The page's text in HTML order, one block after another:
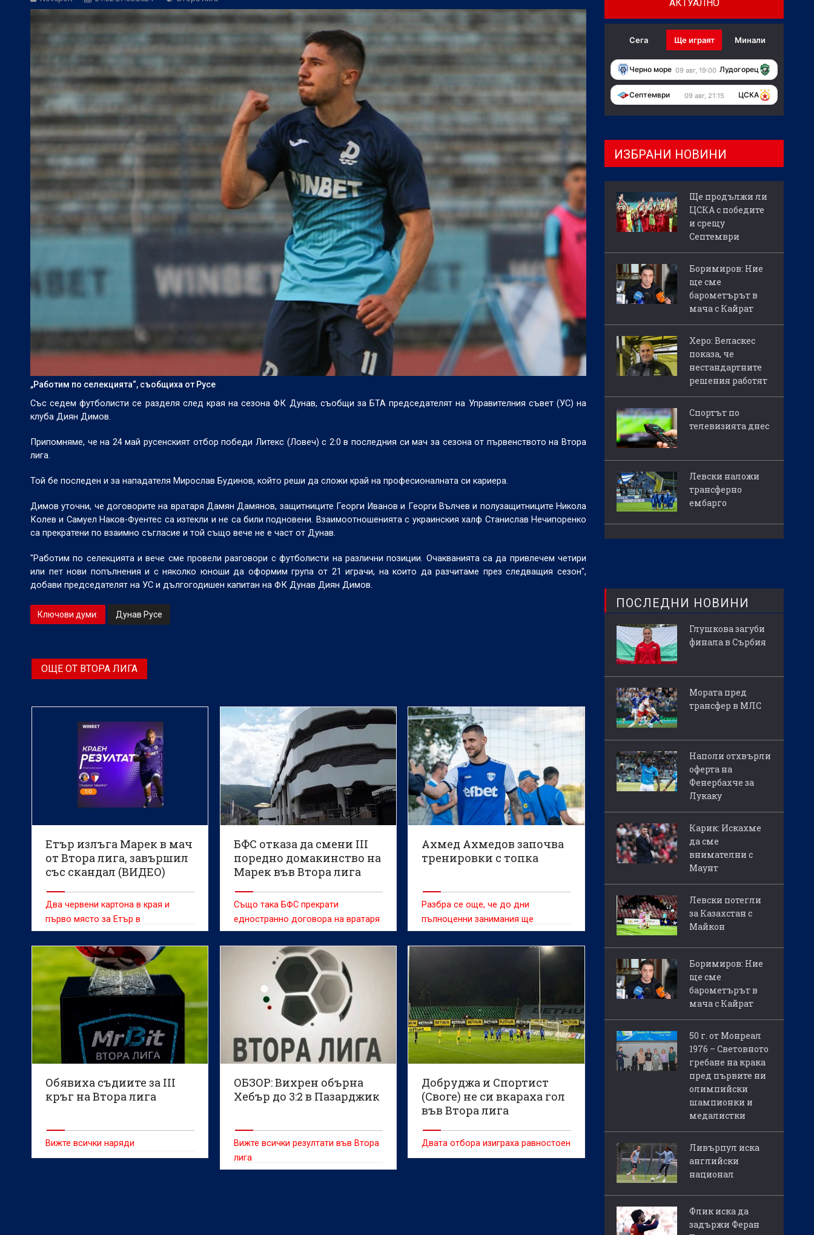
БГ Футбол:Боримиров: Ние ще сме барометърът в мача с Кайрат
БГ Футбол:Херо: Веласкес показа, че нестандартните решения работят
„Работим по селекцията“, съобщиха от Русе
Със седем футболисти се разделя след края на сезона ФК Дунав, съобщи за БТА председателят на Управителния съвет (УС) на
клуба Диян Димов.
Припомняме, че на 24 май русенският отбор победи Литекс (Ловеч) с 2:0 в последния си мач за сезона от първенството на Втора
лига.
Той бе последен и за нападателя Мирослав Будинов, който реши да сложи край на професионалната си кариера.
Димов уточни, че договорите на вратаря Дамян Дамянов, защитниците Георги Иванов и Георги Вълчев и полузащитниците Никола
Колев и Самуел Наков-Фуентес са изтекли и не са били подновени. Взаимоотношенията с украинския халф Станислав Нечипоренко
са прекратени по взаимно съгласие и той също вече не е част от Дунав.
"Работим по селекцията и вече сме провели разговори с футболисти на различни позиции. Очакванията са да привлечем четири
или пет нови попълнения и с няколко юноши да оформим група от 21 играчи, на които да разчитаме през следващия сезон",
добави председателят на УС и дългогодишен капитан на ФК Дунав Диян Димов.
Ключови думи: Дунав Русе
ОЩЕ ОТ ВТОРА ЛИГА
Етър излъга Марек в мач
от Втора лига, завършил
със скандал (ВИДЕО)
Два червени картона в края и
първо място за Етър в
класирането след 1:0 и 3 от 3 за
сезона
БФС отказа да смени III
поредно домакинство на
Марек във Втора лига
Също така БФС прекрати
едностранно договора на вратаря
Галин Григоров с Добруджа
Ахмед Ахмедов започва
тренировки с топка
Разбра се още, че до дни
пълноценни занимания ще
поднови и Матео Петрашило
Обявиха съдиите за III
кръг на Втора лига
Вижте всички наряди
ОБЗОР: Вихрен обърна
Хебър до 3:2 в Пазарджик
Вижте всички резултати във Втора
лига
Добруджа и Спортист
(Своге) не си вкараха гол
във Втора лига
Двата отбора изиграха равностоен
АКТУАЛНО
Сега Ще играят Минали
Черно море 09 авг, 19:00 Лудогорец
Септември 09 авг, 21:15 ЦСКА
ИЗБРАНИ НОВИНИ
Ще продължи ли
ЦСКА с победите
и срещу
Септември
Боримиров: Ние
ще сме
барометърът в
мача с Кайрат
Херо: Веласкес
показа, че
нестандартните
решения работят
Спортът по
телевизията днес
Левски наложи
трансферно
ембарго
ПОСЛЕДНИ НОВИНИ
Глушкова загуби
финала в Сърбия
Мората пред
трансфер в МЛС
Наполи отхвърли
оферта на
Фенербахче за
Лукаку
Карик: Искахме
да сме
внимателни с
Маунт
Левски потегли
за Казахстан с
Майкон
Боримиров: Ние
ще сме
барометърът в
мача с Кайрат
50 г. от Монреал
1976 – Световното
гребане на крака
пред първите ни
олимпийски
шампионки и
медалистки
Ливърпул иска
английски
национал
Флик иска да
задържи Феран